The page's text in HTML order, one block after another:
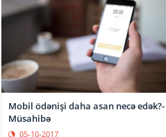
Mobil ödənişi daha asan necə edək?-
Müsahibə
05-10-2017